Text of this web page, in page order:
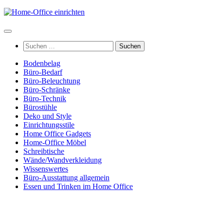
Zum
springen
Suchen
nach:
Bodenbelag
Büro-Bedarf
Büro-Beleuchtung
Büro-Schränke
Büro-Technik
Bürostühle
Deko und Style
Einrichtungsstile
Home Office Gadgets
Home-Office Möbel
Schreibtische
Wände/Wandverkleidung
Wissenswertes
Büro-Ausstattung allgemein
Essen und Trinken im Home Office